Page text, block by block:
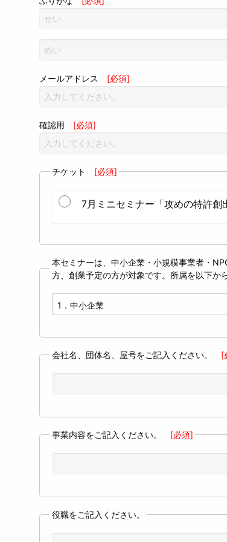
メールアドレス [必須]
確認用 [必須]
チケット [必須]
7月ミニセミナー「攻めの特許創
本セミナーは、中小企業・小規模事業者・
方、創業予定の方が対象です。所属を以下か
会社名、団体名、屋号をご記入ください。 [
事業内容をご記入ください。 [必須]
役職をご記入ください。